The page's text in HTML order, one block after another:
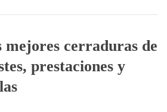
mejores cerraduras de
prestaciones y